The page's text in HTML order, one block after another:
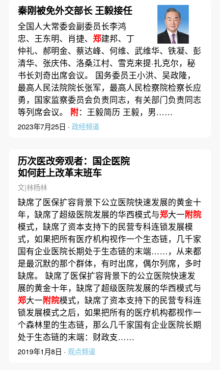
秦刚被免外交部长 王毅接任
全国人大常委会副委员长李鸿
忠、王东明、肖捷、 郑建邦、丁
仲礼、郝明金、蔡达峰、何维、武维华、铁凝、彭
清华、张庆伟、洛桑江村、雪克来提·扎克尔，秘
书长刘奇出席会议。 国务委员王小洪、吴政隆，
最高人民法院院长张军，最高人民检察院检察长应
勇，国家监察委员会负责同志，有关部门负责同志
等列席会议。 附：王毅简历 王毅，男……
2023年7月25日 · 政经频道
历次医改旁观者：国企医院
如何赶上改革末班车
文|林杨林
缺席了医保扩容背景下公立医院快速发展的黄金十
年，缺席了超级医院发展的华西模式与郑大一附院
模式，缺席了资本支持下的民营专科连锁发展模
式，如果把所有医疗机构视作一个生态链，几千家
国有企业医院长期处于生态链的末端……，从来都
是最沉默的那个群体，有时出席，偶尔列席，多时
缺席。 缺席了医保扩容背景下的公立医院快速发
展的黄金十年，缺席了超级医院发展的华西模式与
郑大一附院模式，缺席了资本支持下的民营专科连
锁发展模式之后，如果把所有的医疗机构都视作一
个森林里的生态链，那么几千家国有企业医院长期
处于生态链的末端：财政支……
2019年1月8日 · 观点频道